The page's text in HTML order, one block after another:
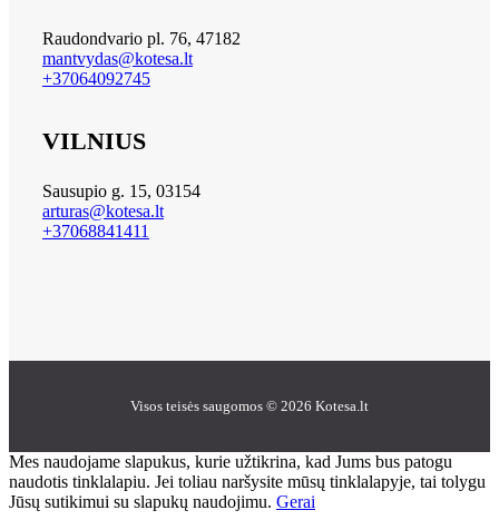
Raudondvario pl. 76, 47182
mantvydas@kotesa.lt
+37064092745
VILNIUS
Sausupio g. 15, 03154
arturas@kotesa.lt
+37068841411
Visos teisės saugomos © 2026 Kotesa.lt
Mes naudojame slapukus, kurie užtikrina, kad Jums bus patogu
naudotis tinklalapiu. Jei toliau naršysite mūsų tinklalapyje, tai tolygu
Jūsų sutikimui su slapukų naudojimu. Gerai